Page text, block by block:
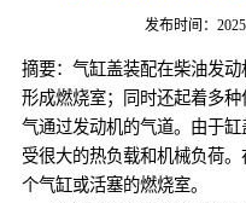
发布时间：
摘要：气缸盖装配在柴油发
形成燃烧室；同时还起着多
气通过发动机的气道。由于
受很大的热负载和机械负荷
个气缸或活塞的燃烧室。